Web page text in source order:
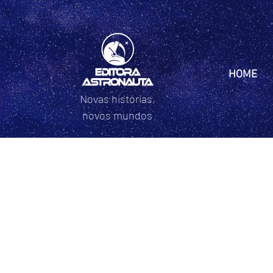
Novas histórias,
novos mundos
HOME